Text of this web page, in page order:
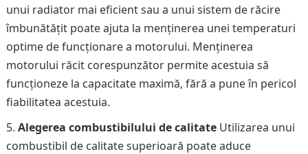
unui radiator mai eficient sau a unui sistem de răcire
îmbunătățit poate ajuta la menținerea unei temperaturi
optime de funcționare a motorului. Menținerea
motorului răcit corespunzător permite acestuia să
funcționeze la capacitate maximă, fără a pune în pericol
fiabilitatea acestuia.
Alegerea combustibilului de calitateUtilizarea unui
combustibil de calitate superioară poate aduce